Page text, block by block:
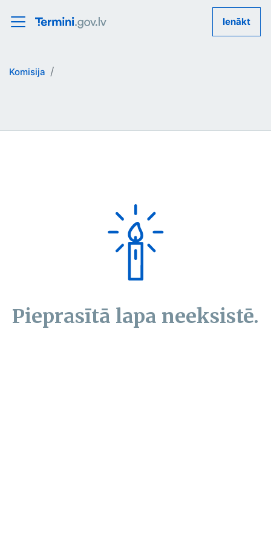
Ienākt
Komisija
Pieprasītā lapa neeksistē.